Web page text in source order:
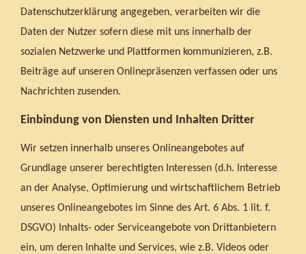
Datenschutzerklärung angegeben, verarbeiten wir die
Daten der Nutzer sofern diese mit uns innerhalb der
sozialen Netzwerke und Plattformen kommunizieren, z.B.
Beiträge auf unseren Onlinepräsenzen verfassen oder uns
Nachrichten zusenden.
Einbindung von Diensten und Inhalten Dritter
Wir setzen innerhalb unseres Onlineangebotes auf
Grundlage unserer berechtigten Interessen (d.h. Interesse
an der Analyse, Optimierung und wirtschaftlichem Betrieb
unseres Onlineangebotes im Sinne des Art. 6 Abs. 1 lit. f.
DSGVO) Inhalts- oder Serviceangebote von Drittanbietern
ein, um deren Inhalte und Services, wie z.B. Videos oder